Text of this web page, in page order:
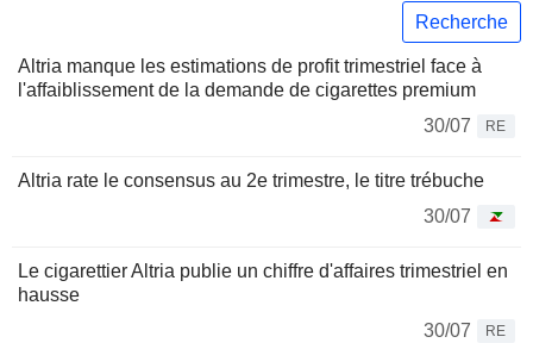
Recherche
Altria manque les estimations de profit trimestriel face à
l'affaiblissement de la demande de cigarettes premium
30/07
RE
Altria rate le consensus au 2e trimestre, le titre trébuche
30/07
Le cigarettier Altria publie un chiffre d'affaires trimestriel en
hausse
30/07
RE